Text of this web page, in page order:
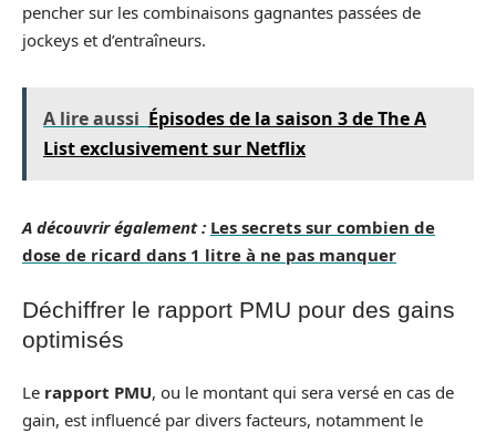
pencher sur les combinaisons gagnantes passées de
jockeys et d’entraîneurs.
A lire aussi Épisodes de la saison 3 de The A
List exclusivement sur Netflix
A découvrir également : Les secrets sur combien de
dose de ricard dans 1 litre à ne pas manquer
Déchiffrer le rapport PMU pour des gains
optimisés
Le rapport PMU, ou le montant qui sera versé en cas de
gain, est influencé par divers facteurs, notamment le